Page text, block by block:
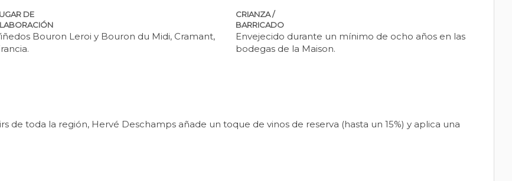
DE
Bouron Leroi y Bouron du Midi, Cramant,
CRIANZA /
BARRICADO
Envejecido durante un mínimo de ocho años en las
bodegas de la Maison.
de toda la región, Hervé Deschamps añade un toque de vinos de reserva (hasta un 15%) y aplica una